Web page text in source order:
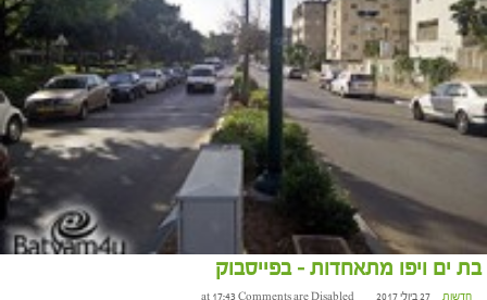
בת ים ויפו מתאחדות – בפייסבוק
חדשות 27 ביולי 2017 at 17:43 Comments are Disabled